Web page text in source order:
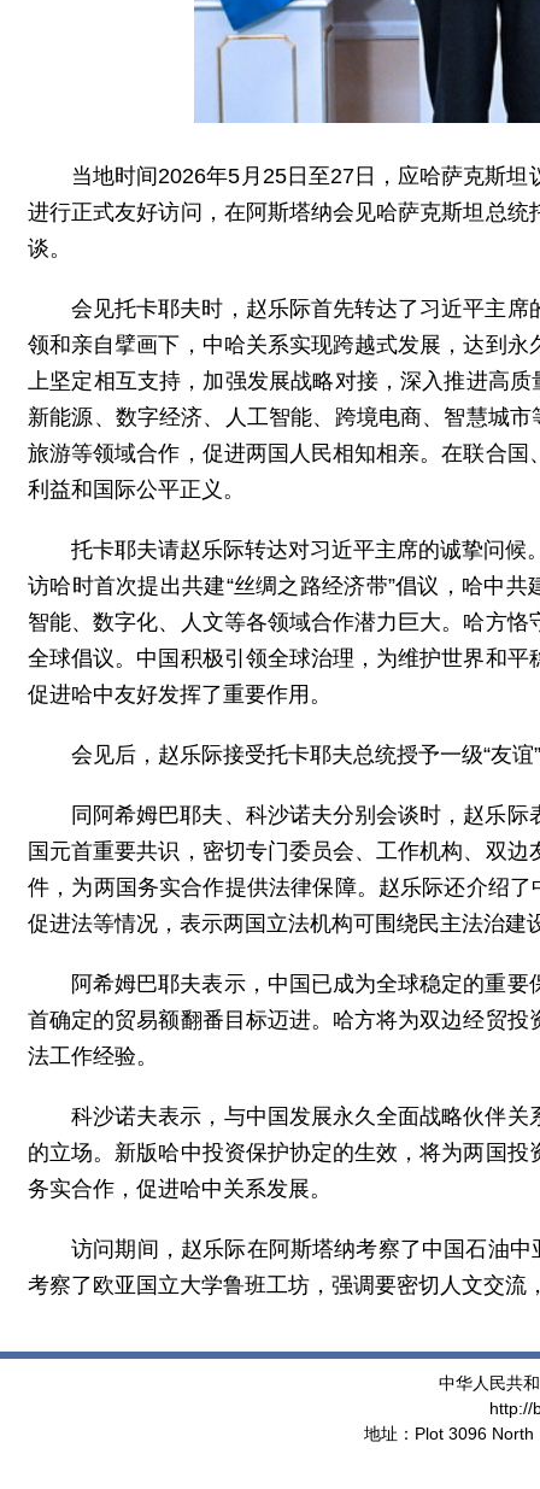
当地时间2026年5月25日至27日，应哈萨克斯
进行正式友好访问，在阿斯塔纳会见哈萨克斯坦总
谈。
会见托卡耶夫时，赵乐际首先转达了习近平主
领和亲自擘画下，中哈关系实现跨越式发展，达到
上坚定相互支持，加强发展战略对接，深入推进高
新能源、数字经济、人工智能、跨境电商、智慧城
旅游等领域合作，促进两国人民相知相亲。在联合
利益和国际公平正义。
托卡耶夫请赵乐际转达对习近平主席的诚挚问
访哈时首次提出共建“丝绸之路经济带”倡议，哈中
智能、数字化、人文等各领域合作潜力巨大。哈方
全球倡议。中国积极引领全球治理，为维护世界和
促进哈中友好发挥了重要作用。
会见后，赵乐际接受托卡耶夫总统授予一级“友谊
同阿希姆巴耶夫、科沙诺夫分别会谈时，赵乐
国元首重要共识，密切专门委员会、工作机构、双
件，为两国务实合作提供法律保障。赵乐际还介绍
促进法等情况，表示两国立法机构可围绕民主法治
阿希姆巴耶夫表示，中国已成为全球稳定的重
首确定的贸易额翻番目标迈进。哈方将为双边经贸
法工作经验。
科沙诺夫表示，与中国发展永久全面战略伙伴
的立场。新版哈中投资保护协定的生效，将为两国
务实合作，促进哈中关系发展。
访问期间，赵乐际在阿斯塔纳考察了中国石油
考察了欧亚国立大学鲁班工坊，强调要密切人文交流
中华人民共
http://
地址：Plot 3096